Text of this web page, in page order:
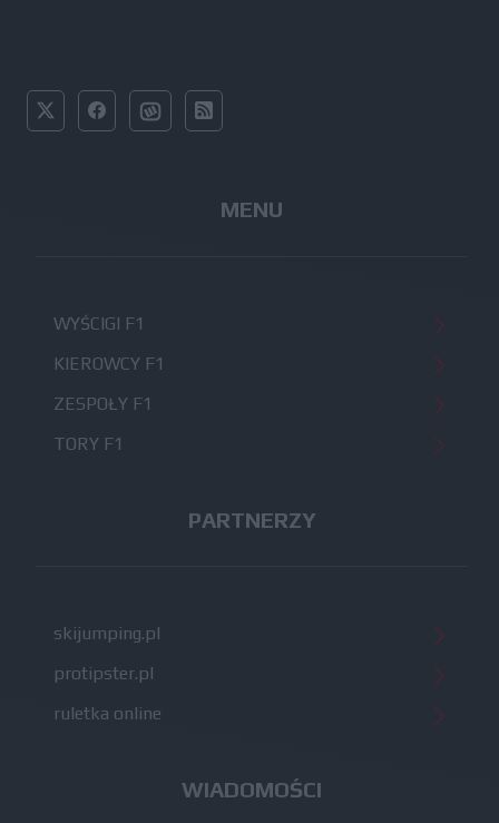
MENU
WYŚCIGI F1
KIEROWCY F1
ZESPOŁY F1
TORY F1
PARTNERZY
skijumping.pl
protipster.pl
ruletka online
WIADOMOŚCI